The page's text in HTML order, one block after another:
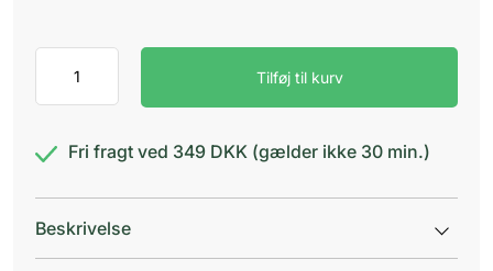
Ørepropper
Tilføj til kurv
Fri fragt ved 349 DKK (gælder ikke 30 min.)
Beskrivelse